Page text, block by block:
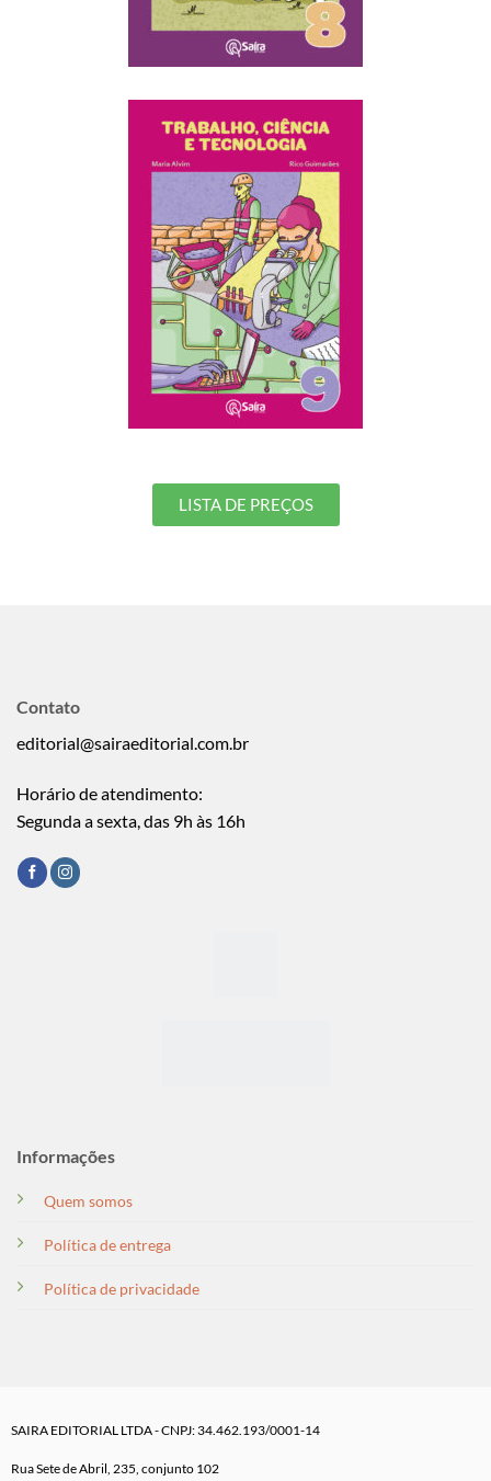
LISTA DE PREÇOS
Contato
editorial@sairaeditorial.com.br
Horário de atendimento:
Segunda a sexta, das 9h às 16h
Informações
Quem somos
Política de entrega
Política de privacidade
SAIRA EDITORIAL LTDA - CNPJ: 34.462.193/0001-14
Rua Sete de Abril, 235, conjunto 102